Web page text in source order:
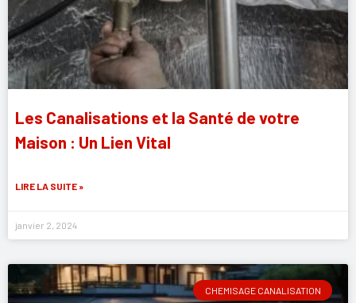
Les Canalisations et la Santé de votre
Maison : Un Lien Vital
LIRE LA SUITE »
janvier 2, 2024
CHEMISAGE CANALISATION